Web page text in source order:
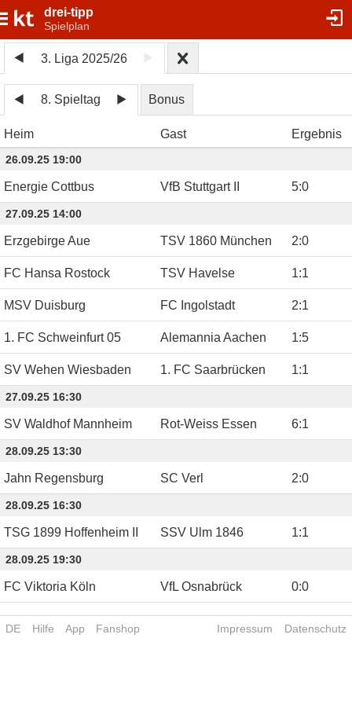
drei-tipp
Spielplan
3. Liga 2025/26
8. Spieltag Bonus
Heim Gast Ergebnis
26.09.25 19:00
Energie Cottbus VfB Stuttgart II 5:0
27.09.25 14:00
Erzgebirge Aue TSV 1860 München 2:0
FC Hansa Rostock TSV Havelse 1:1
MSV Duisburg FC Ingolstadt 2:1
1. FC Schweinfurt 05 Alemannia Aachen 1:5
SV Wehen Wiesbaden 1. FC Saarbrücken 1:1
27.09.25 16:30
SV Waldhof Mannheim Rot-Weiss Essen 6:1
28.09.25 13:30
Jahn Regensburg SC Verl 2:0
28.09.25 16:30
TSG 1899 Hoffenheim II SSV Ulm 1846 1:1
28.09.25 19:30
FC Viktoria Köln VfL Osnabrück 0:0
DE Hilfe App Fanshop Impressum Datenschutz